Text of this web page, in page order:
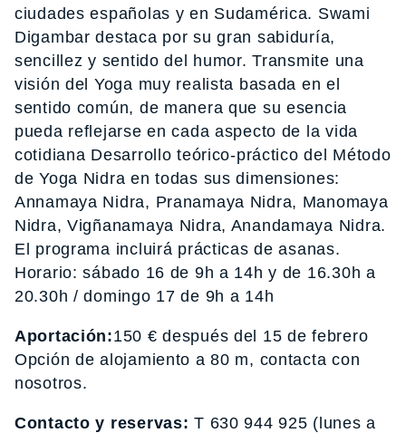
ciudades españolas y en Sudamérica. Swami
Digambar destaca por su gran sabiduría,
sencillez y sentido del humor. Transmite una
visión del Yoga muy realista basada en el
sentido común, de manera que su esencia
pueda reflejarse en cada aspecto de la vida
cotidiana Desarrollo teórico-práctico del Método
de Yoga Nidra en todas sus dimensiones:
Annamaya Nidra, Pranamaya Nidra, Manomaya
Nidra, Vigñanamaya Nidra, Anandamaya Nidra.
El programa incluirá prácticas de asanas.
Horario: sábado 16 de 9h a 14h y de 16.30h a
20.30h / domingo 17 de 9h a 14h
Aportación:150 € después del 15 de febrero
Opción de alojamiento a 80 m, contacta con
nosotros.
Contacto y reservas: T 630 944 925 (lunes a